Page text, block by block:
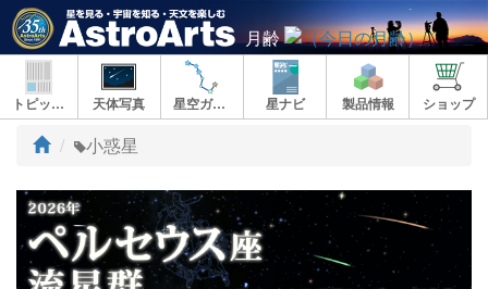
月齢
トピックス 天体写真 星空ガイド 星ナビ 製品情報 ショップ
ト
プ
小惑星